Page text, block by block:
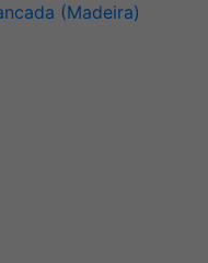
(Madeira)